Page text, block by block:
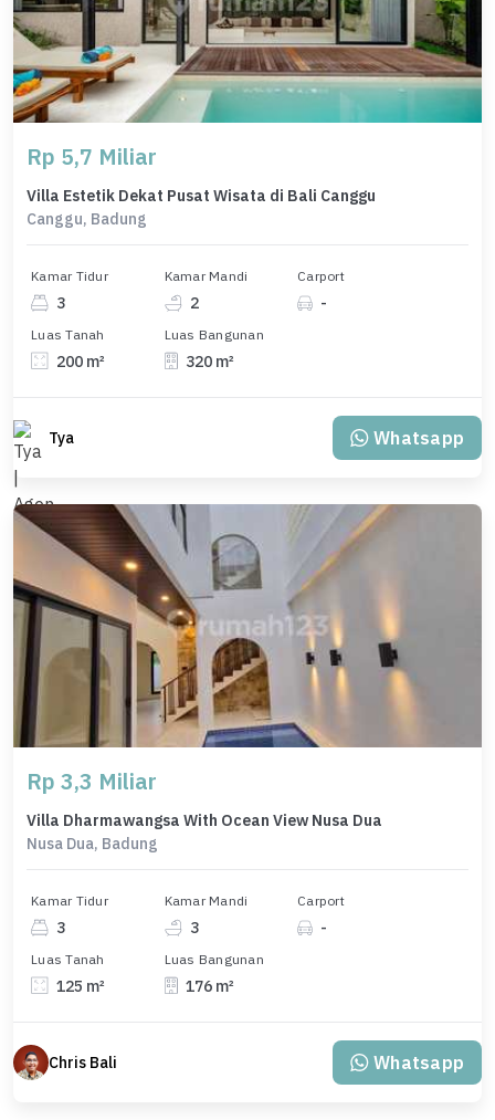
Rp 5,7 Miliar
Villa Estetik Dekat Pusat Wisata di Bali Canggu
Canggu, Badung
Kamar Tidur
3
Kamar Mandi
2
Carport
-
Luas Tanah
200 m²
Luas Bangunan
320 m²
Tya Whatsapp
Rp 3,3 Miliar
Villa Dharmawangsa With Ocean View Nusa Dua
Nusa Dua, Badung
Kamar Tidur
3
Kamar Mandi
3
Carport
-
Luas Tanah
125 m²
Luas Bangunan
176 m²
Chris Bali Whatsapp